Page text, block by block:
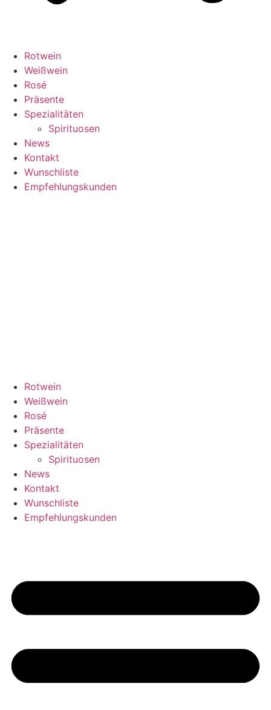
Rotwein
Weißwein
Rosé
Präsente
Spezialitäten
Spirituosen
News
Kontakt
Wunschliste
Empfehlungskunden
Rotwein
Weißwein
Rosé
Präsente
Spezialitäten
Spirituosen
News
Kontakt
Wunschliste
Empfehlungskunden